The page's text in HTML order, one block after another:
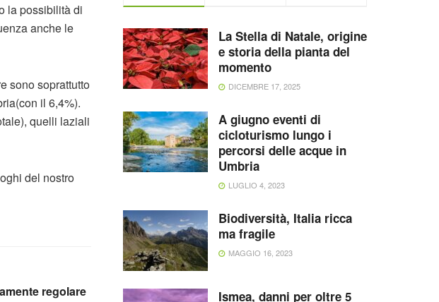
la possibilità di
anche le
sono soprattutto
il 6,4%).
quelli laziali
del nostro
regolare
La Stella di Natale, origine
e storia della pianta del
momento
DICEMBRE 17, 2025
A giugno eventi di
cicloturismo lungo i
percorsi delle acque in
Umbria
LUGLIO 4, 2023
Biodiversità, Italia ricca
ma fragile
MAGGIO 16, 2023
Ismea, danni per oltre 5